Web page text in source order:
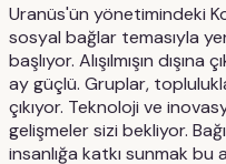
Uranüs'ün yönetimindeki
sosyal bağlar temasıyla
başlıyor. Alışılmışın
ay güçlü. Gruplar,
çıkıyor. Teknoloji ve
gelişmeler sizi bekliyor.
insanlığa katkı sunmak bu